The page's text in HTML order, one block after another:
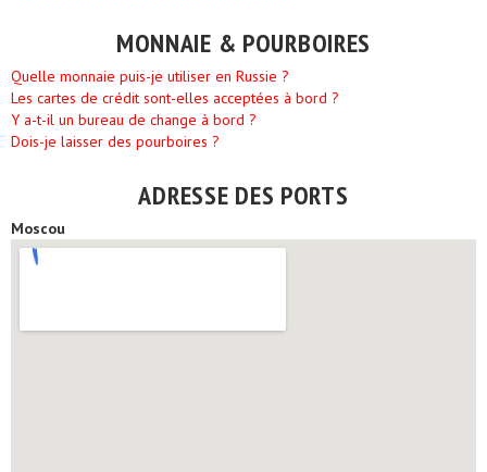
MONNAIE & POURBOIRES
Quelle monnaie puis-je utiliser en Russie ?
Les cartes de crédit sont-elles acceptées à bord ?
Y a-t-il un bureau de change à bord ?
Dois-je laisser des pourboires ?
ADRESSE DES PORTS
Moscou